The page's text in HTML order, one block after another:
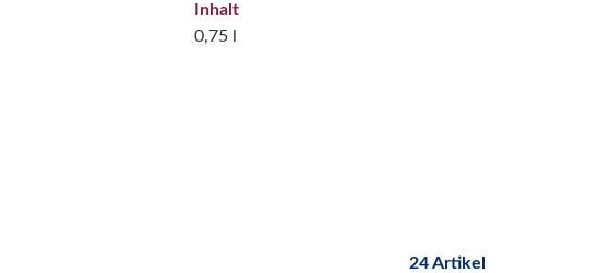
Inhalt
0,75 l
24 Artikel